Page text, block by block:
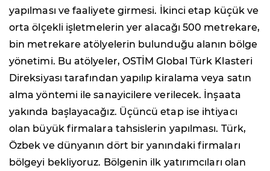
yapılması ve faaliyete girmesi. İkinci etap küçük ve
orta ölçekli işletmelerin yer alacağı 500 metrekare,
bin metrekare atölyelerin bulunduğu alanın bölge
yönetimi. Bu atölyeler, OSTİM Global Türk Klasteri
Direksiyası tarafından yapılıp kiralama veya satın
alma yöntemi ile sanayicilere verilecek. İnşaata
yakında başlayacağız. Üçüncü etap ise ihtiyacı
olan büyük firmalara tahsislerin yapılması. Türk,
Özbek ve dünyanın dört bir yanındaki firmaları
bölgeyi bekliyoruz. Bölgenin ilk yatırımcıları olan